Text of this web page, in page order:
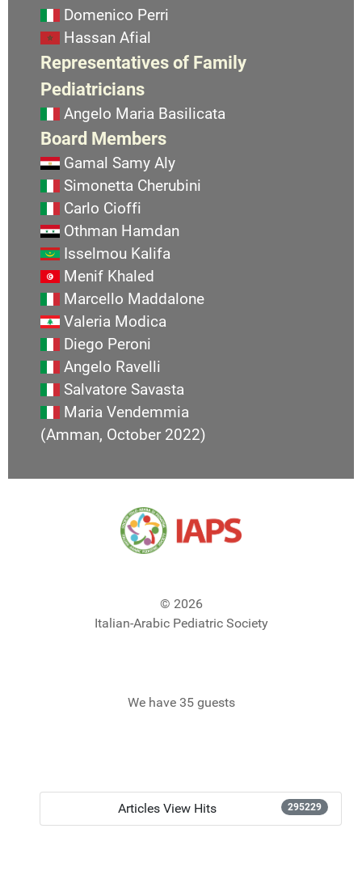
Domenico Perri
Hassan Afial
Representatives of Family
Pediatricians
Angelo Maria Basilicata
Board Members
Gamal Samy Aly
Simonetta Cherubini
Carlo Cioffi
Othman Hamdan
Isselmou Kalifa
Menif Khaled
Marcello Maddalone
Valeria Modica
Diego Peroni
Angelo Ravelli
Salvatore Savasta
Maria Vendemmia
(Amman, October 2022)
© 2026
Italian-Arabic Pediatric Society
We have 35 guests
Articles View Hits 295229